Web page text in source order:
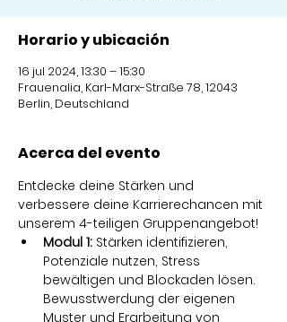
Horario y ubicación
16 jul 2024, 13:30 – 15:30
Frauenalia, Karl-Marx-Straße 78, 12043
Berlin, Deutschland
Acerca del evento
Entdecke deine Stärken und
verbessere deine Karrierechancen mit
unserem 4-teiligen Gruppenangebot!
Modul 1: Stärken identifizieren,
Potenziale nutzen, Stress
bewältigen und Blockaden lösen.
Bewusstwerdung der eigenen
Muster und Erarbeitung von